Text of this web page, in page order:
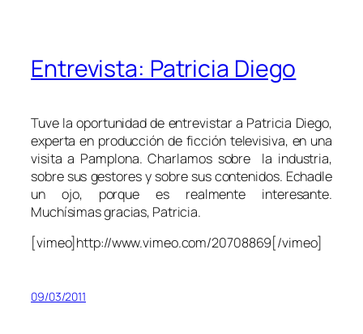
Entrevista: Patricia Diego
Tuve la oportunidad de entrevistar a Patricia Diego,
experta en producción de ficción televisiva, en una
visita a Pamplona. Charlamos sobre la industria,
sobre sus gestores y sobre sus contenidos. Echadle
un ojo, porque es realmente interesante.
Muchísimas gracias, Patricia.
[vimeo]http://www.vimeo.com/20708869[/vimeo]
09/03/2011